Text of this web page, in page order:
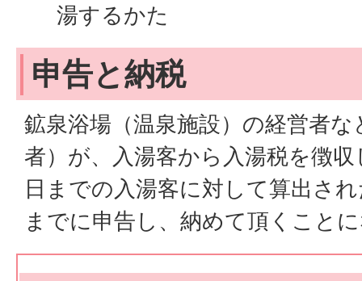
湯するかた
申告と納税
鉱泉浴場（温泉施設）の経営者な
者）が、入湯客から入湯税を徴
日までの入湯客に対して算出さ
までに申告し、納めて頂くこと